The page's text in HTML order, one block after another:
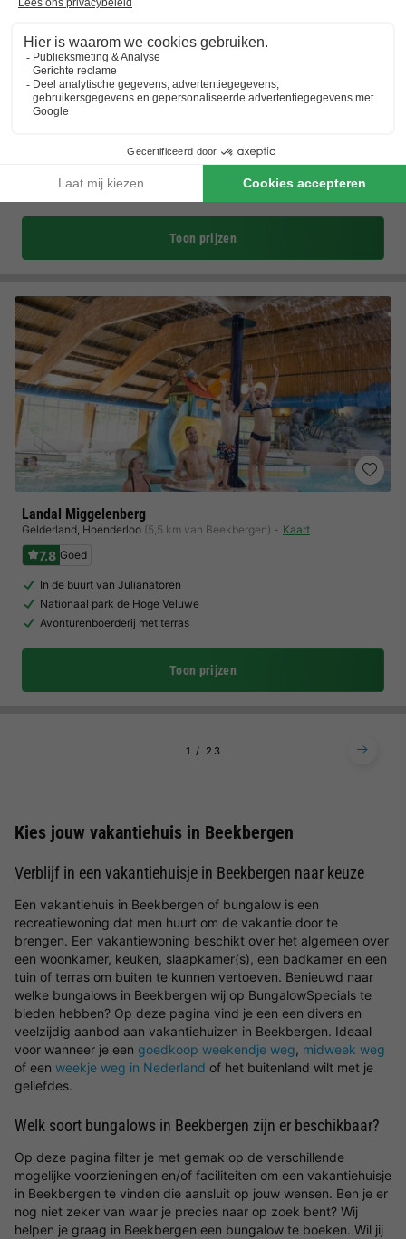
EuroParcs Marina Strandbad
Gelderland,Olburgen (17,7 km van Beekbergen) Kaart
Nationale Park De Hoge Veluwe
Nabij een rivierstrand
Toon prijzen
Landal Miggelenberg
Gelderland, Hoenderloo (5,5 km van Beekbergen) Kaart
7.8 Goed
In de buurt van Julianatoren
Nationaal park de Hoge Veluwe
Avonturenboerderij met terras
Toon prijzen
1 2 3
Kies jouw vakantiehuis in Beekbergen
Verblijf in een vakantiehuisje in Beekbergen naar keuze
Een vakantiehuis in Beekbergen of bungalow is een
recreatiewoning dat men huurt om de vakantie door te
brengen. Een vakantiewoning beschikt over het algemeen over
een woonkamer, keuken, slaapkamer(s), een badkamer en een
tuin of terras om buiten te kunnen vertoeven. Benieuwd naar
welke bungalows in Beekbergen wij op BungalowSpecials te
bieden hebben? Op deze pagina vind je een een divers en
veelzijdig aanbod aan vakantiehuizen in Beekbergen. Ideaal
voor wanneer je een goedkoop weekendje weg, midweek weg
of een weekje weg in Nederland of het buitenland wilt met je
geliefdes.
Welk soort bungalows in Beekbergen zijn er beschikbaar?
Op deze pagina filter je met gemak op de verschillende
mogelijke voorzieningen en/of faciliteiten om een vakantiehuisje
in Beekbergen te vinden die aansluit op jouw wensen. Ben je er
nog niet zeker van waar je precies naar op zoek bent? Wij
helpen je graag in Beekbergen een bungalow te boeken. Wil jij